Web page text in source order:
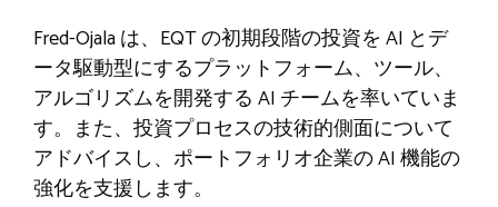
Fred-Ojala は、EQT の初期段階の投資を AI とデ
ータ駆動型にするプラットフォーム、ツール、
アルゴリズムを開発する AI チームを率いていま
す。また、投資プロセスの技術的側面について
アドバイスし、ポートフォリオ企業の AI 機能の
強化を支援します。